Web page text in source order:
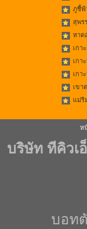
ภูชี้ฟ้
สุพร
หาด
เกา
เกา
เกา
เขา
แม่ริ
ห
บริษัท ทีคิวเ
บอท